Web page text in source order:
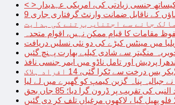
جنسی زیادتی کی، امریکی عہدیدار
مقامات کا قیام ممکن نہیں، اقوام متحدہ
میں مینٹس کیڑے کی دو نئی نسلیں دریافت
منگیتر سے شادی کیلیے بھارت پہنچ گئیں
پردیش اور تامل ناڈو میں ایمر جنسی نافذ
درخت سے ٹکرا گئی، 14 افراد ہلاک
نے جبالیہ پناہ گزین کیمپ کو گھیرے میں لے لیا
کی تقریب پر ڈرون گرا دیا؛ 85 جاں بحق
پھیل گیا ، لاکھوں مرغیاں تلف کر دی گئیں